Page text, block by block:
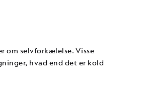
om selvforkælelse. Visse
hvad end det er kold